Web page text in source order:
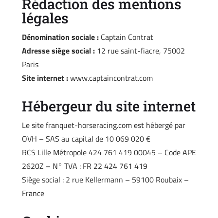
Rédaction des mentions
légales
Dénomination sociale :Captain Contrat
Adresse siège social :12 rue saint-fiacre, 75002
Paris
Site internet :www.captaincontrat.com
Hébergeur du site internet
Le site franquet-horseracing.com est hébergé par
OVH – SAS au capital de 10 069 020 €
RCS Lille Métropole 424 761 419 00045 – Code APE
2620Z – N° TVA : FR 22 424 761 419
Siège social : 2 rue Kellermann – 59100 Roubaix –
France